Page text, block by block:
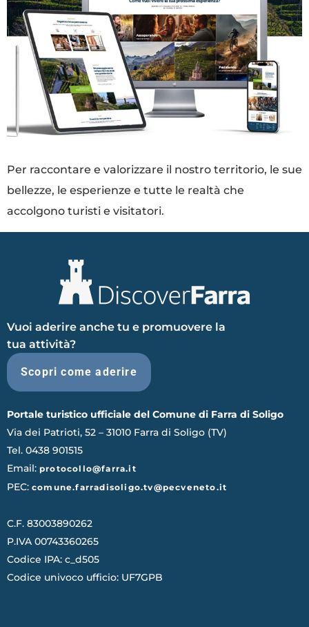
Per raccontare e valorizzare il nostro territorio, le sue
bellezze, le esperienze e tutte le realtà che
accolgono turisti e visitatori.
Vuoi aderire anche tu e promuovere la
tua attività?
Scopri come aderire
Portale turistico ufficiale del Comune di Farra di Soligo
Via dei Patrioti, 52 – 31010 Farra di Soligo (TV)
Tel. 0438 901515
Email: protocollo@farra.it
PEC: comune.farradisoligo.tv@pecveneto.it
C.F. 83003890262
P.IVA 00743360265
Codice IPA: c_d505
Codice univoco ufficio: UF7GPB